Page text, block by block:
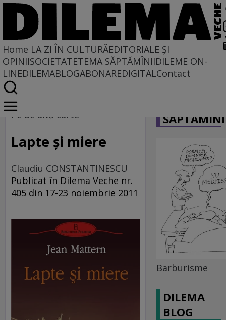
Home LA ZI ÎN CULTURĂEDITORIALE ȘI
OPINIISOCIETATETEMA SĂPTĂMÎNIIDILEME ON-
LINEDILEMABLOGABONAREDIGITALContact
Home
La zi în cultură
Pe de altă carte
Lapte şi miere
Claudiu CONSTANTINESCU
Publicat în Dilema Veche nr.
405 din 17-23 noiembrie 2011
Barburisme
DILEMA
BLOG